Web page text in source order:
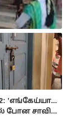
‛எங்கேய்யா...
போன சாவி...